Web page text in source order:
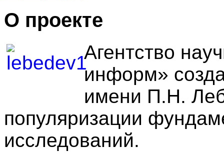
О проекте
Агентство
информ»
имени П.Н.
популяризации
исследований.